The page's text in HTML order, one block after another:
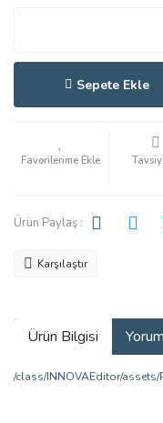
Sepete Ekle
Ürün Paylaş :
Karşılaştır
Ürün Bilgisi
/class/INNOVAEditor/assets/